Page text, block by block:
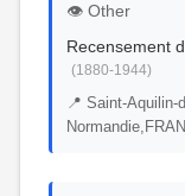
👁️ Other
Recensement
(1880-1944)
📍 Saint-Aquilin-